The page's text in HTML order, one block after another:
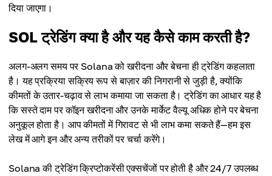
दिया जाएगा।
SOL ट्रेडिंग क्या है और यह कैसे काम करती है?
अलग-अलग समय पर Solana को खरीदना और बेचना ही ट्रेडिंग कहलाता
है। यह प्रक्रिया सक्रिय रूप से बाज़ार की निगरानी से जुड़ी है, क्योंकि
कीमतों के उतार-चढ़ाव से लाभ कमाया जा सकता है। ट्रेडिंग का आधार यह है
कि सस्ते दाम पर कॉइन खरीदना और उनके मार्केट वैल्यू अधिक होने पर बेचना
अनुकूल होता है। आप कीमतों में गिरावट से भी लाभ कमा सकते हैं—हम इस
लेख में आगे इन और अन्य तरीकों पर चर्चा करेंगे।
Solana की ट्रेडिंग क्रिप्टोकरेंसी एक्सचेंजों पर होती है और 24/7 उपलब्ध